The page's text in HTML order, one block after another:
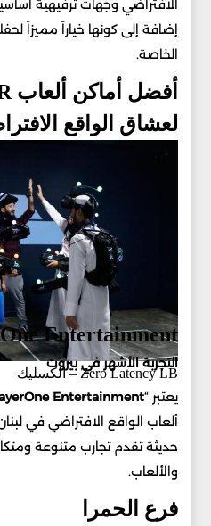
الافتراضي وجهات ترفيهية
إضافة إلى كونها خياراً مميزاً
الخاصة.
لعشاق الواقع
Zero Latency LB – الكسليك
Entertainment
التجربة الأشهر في بيروت
يعتبر “Entertainment
ألعاب الواقع الافتراضي في
حديثة تقدم تجارب متنوعة
والألعاب.
فرع الحمرا